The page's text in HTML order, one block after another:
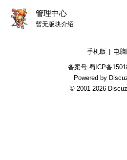
管理中心
暂无版块介绍
手机版 电脑
备案号:蜀ICP备
Powered by
© 2001-2026